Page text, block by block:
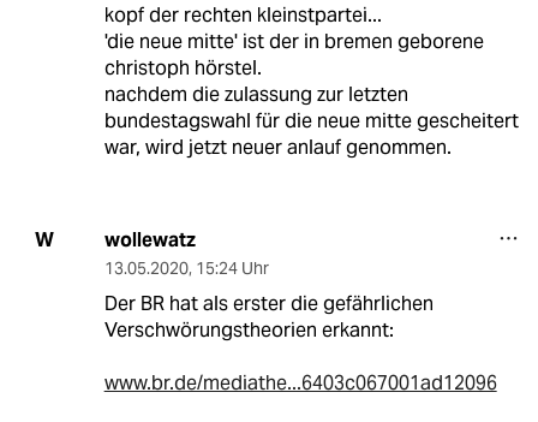
kopf der rechten kleinstpartei...
'die neue mitte' ist der in bremen geborene
christoph hörstel.
nachdem die zulassung zur letzten
bundestagswahl für die neue mitte gescheitert
war, wird jetzt neuer anlauf genommen.
W wollewatz
13.05.2020, 15:24 Uhr
Der BR hat als erster die gefährlichen
Verschwörungstheorien erkannt:
www.br.de/mediathe...6403c067001ad12096